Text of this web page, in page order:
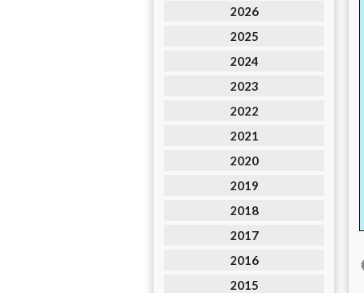
2026
2025
2024
2023
2022
2021
2020
2019
2018
2017
2016
2015